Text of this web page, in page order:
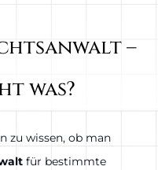
–
was?
zu wissen, ob man
für bestimmte